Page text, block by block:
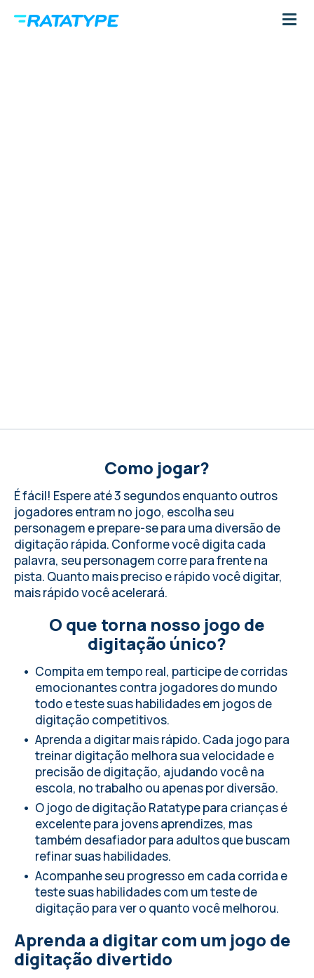
Como jogar?
É fácil! Espere até 3 segundos enquanto outros
jogadores entram no jogo, escolha seu
personagem e prepare-se para uma diversão de
digitação rápida. Conforme você digita cada
palavra, seu personagem corre para frente na
pista. Quanto mais preciso e rápido você digitar,
mais rápido você acelerará.
O que torna nosso jogo de
digitação único?
Compita em tempo real, participe de corridas
emocionantes contra jogadores do mundo
todo e teste suas habilidades em jogos de
digitação competitivos.
Aprenda a digitar mais rápido. Cada jogo para
treinar digitação melhora sua velocidade e
precisão de digitação, ajudando você na
escola, no trabalho ou apenas por diversão.
O jogo de digitação Ratatype para crianças é
excelente para jovens aprendizes, mas
também desafiador para adultos que buscam
refinar suas habilidades.
Acompanhe seu progresso em cada corrida e
teste suas habilidades com um teste de
digitação para ver o quanto você melhorou.
Aprenda a digitar com um jogo de
digitação divertido